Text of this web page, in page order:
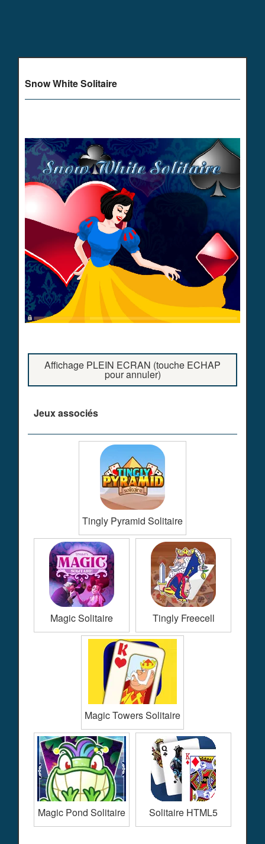
Snow White Solitaire
Affichage PLEIN ECRAN (touche ECHAP
pour annuler)
Jeux associés
Tingly Pyramid Solitaire
Magic Solitaire Tingly Freecell
Magic Towers Solitaire
Magic Pond Solitaire Solitaire HTML5